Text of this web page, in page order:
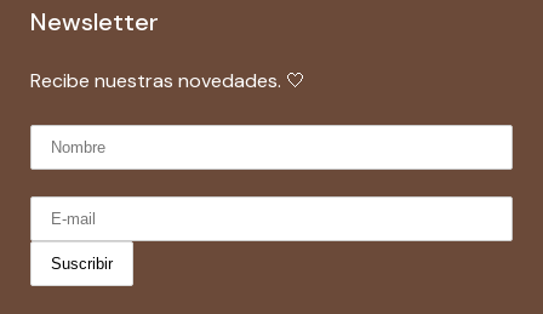
Newsletter
Recibe nuestras novedades. 🤍